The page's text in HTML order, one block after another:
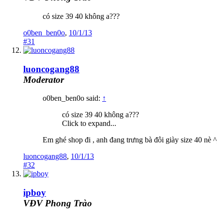
có size 39 40 không a???
o0ben_ben0o, 10/1/13
#31
luoncogang88
Moderator
o0ben_ben0o said: ↑
có size 39 40 không a???
Click to expand...
Em ghé shop đi , anh đang trưng bà đôi giày size 40 nè
luoncogang88, 10/1/13
#32
ipboy
VĐV Phong Trào